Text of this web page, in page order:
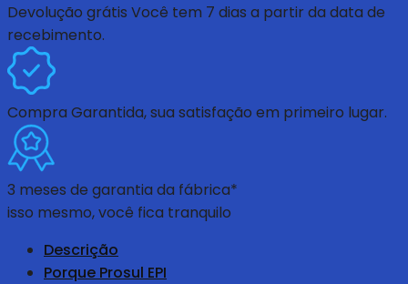
Devolução grátis Você tem 7 dias a partir da data de
recebimento.
Compra Garantida, sua satisfação em primeiro lugar.
3 meses de garantia da fábrica*
isso mesmo, você fica tranquilo
Descrição
Porque Prosul EPI